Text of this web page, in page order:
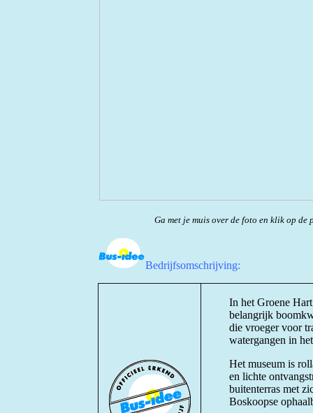
Ga met je muis over de foto en klik op de
Bedrijfsomschrijving:
In het Groene
belangrijk
die vroeger voor
watergangen in
Het museum is
en lichte
buitenterras met
Boskoopse